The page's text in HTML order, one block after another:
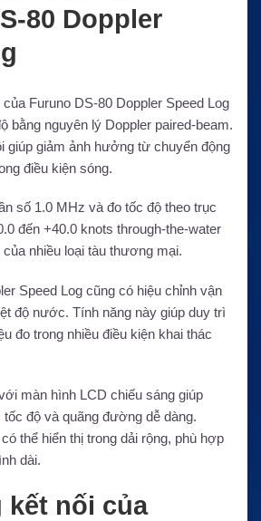
80 Doppler
Furuno DS-80 Doppler Speed Log
bằng nguyên lý Doppler paired-beam.
giúp giảm ảnh hưởng từ chuyển động
điều kiện sóng.
số 1.0 MHz và đo tốc độ theo trục
đến +40.0 knots through-the-water
nhiều loại tàu thương mại.
Speed Log cũng có hiệu chỉnh vận
độ nước. Tính năng này giúp duy trì
đo trong nhiều điều kiện khai thác
màn hình LCD chiếu sáng giúp
độ và quãng đường dễ dàng.
thể hiển thị trong dải rộng, phù hợp
dài.
kết nối của